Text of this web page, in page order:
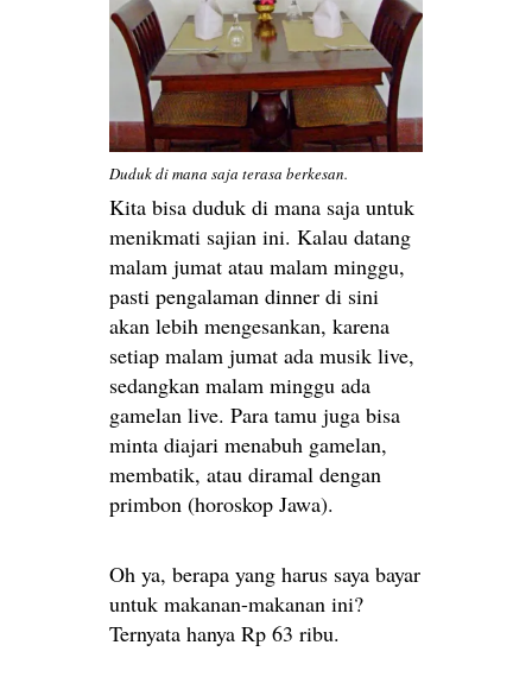
Duduk di mana saja terasa berkesan.
Kita bisa duduk di mana saja untuk
menikmati sajian ini. Kalau datang
malam jumat atau malam minggu,
pasti pengalaman dinner di sini
akan lebih mengesankan, karena
setiap malam jumat ada musik live,
sedangkan malam minggu ada
gamelan live. Para tamu juga bisa
minta diajari menabuh gamelan,
membatik, atau diramal dengan
primbon (horoskop Jawa).
Oh ya, berapa yang harus saya bayar
untuk makanan-makanan ini?
Ternyata hanya Rp 63 ribu.